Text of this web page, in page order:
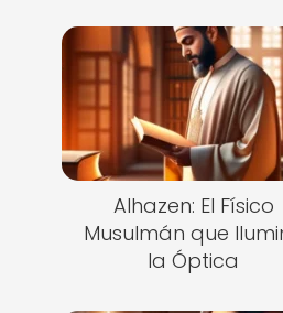
Alhazen: El Físico
Musulmán que
la Óptica